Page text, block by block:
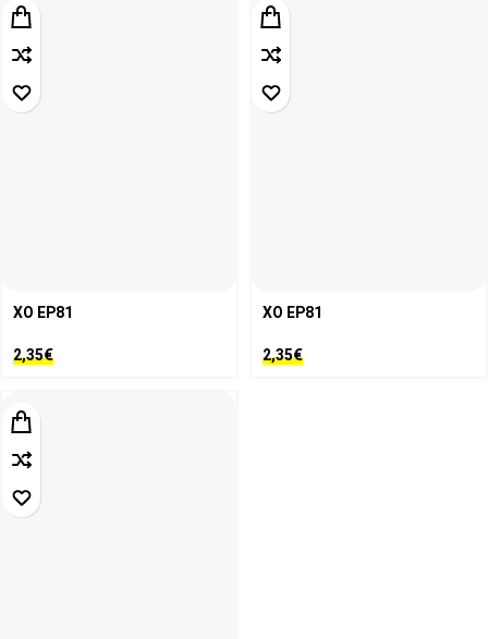
XO EP81
2,35€
XO EP81
2,35€